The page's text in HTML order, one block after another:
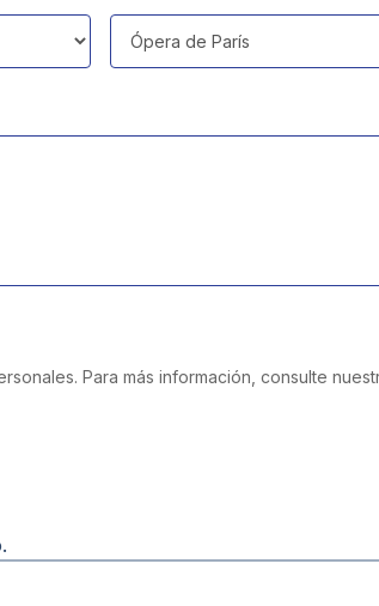
Para más información, consulte